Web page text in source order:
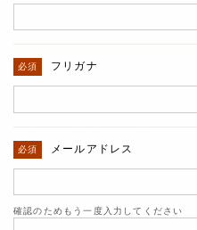
フリガナ
メールアドレス
確認のためもう一度入力してください